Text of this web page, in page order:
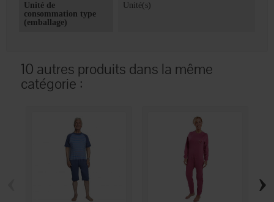
Unité de
consommation type
(emballage)
Unité(s)
10 autres produits dans la même
catégorie :
›